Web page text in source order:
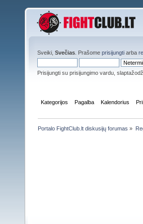
Sveiki, Svečias . Prašome prisijungti arba
Prisijungti su prisijungimo vardu,
Kategorijos Pagalba Kalendorius
Portalo FightClub.lt diskusijų forumas »